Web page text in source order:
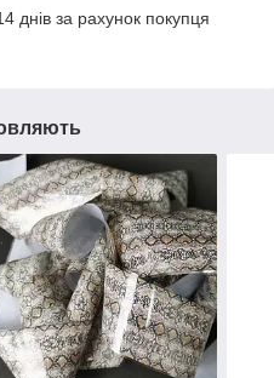
днів за рахунок покупця